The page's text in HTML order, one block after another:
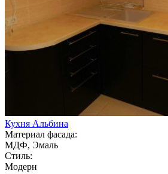
Кухня Альбина
Материал фасада:
МДФ, Эмаль
Стиль:
Модерн